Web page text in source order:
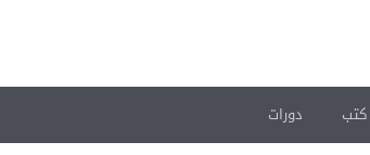
كتب دورات